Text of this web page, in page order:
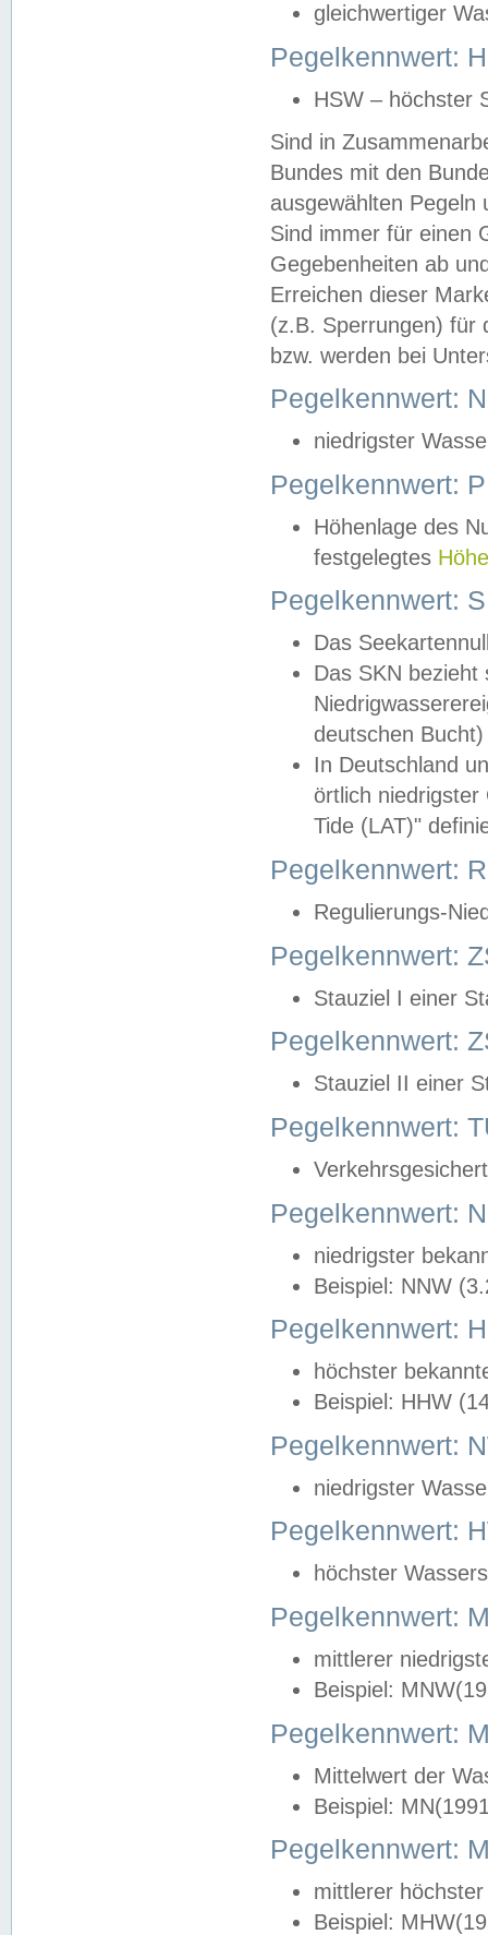
gleichwertiger
Pegelkennwert:
HSW – höchster
Sind in
Bundes mit den
ausgewählten
Sind immer für einen
Gegebenheiten ab
Erreichen dieser
(z.B. Sperrungen) für
bzw. werden bei
Pegelkennwert:
niedrigster
Pegelkennwert:
Höhenlage des
festgelegtes
Pegelkennwert:
Das
Das SKN
deutschen
In Deutschland
örtlich
Tide (LAT)"
Pegelkennwert:
Regulierungs-
Pegelkennwert:
Stauziel I einer
Pegelkennwert:
Stauziel II einer
Pegelkennwert:
Pegelkennwert:
niedrigster
Beispiel: NNW
Pegelkennwert:
höchster
Beispiel: HHW
Pegelkennwert:
niedrigster
Pegelkennwert:
höchster
Pegelkennwert:
mittlerer
Beispiel:
Pegelkennwert:
Mittelwert der
Beispiel:
Pegelkennwert:
mittlerer
Beispiel: